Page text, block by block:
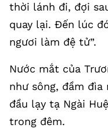
thời lánh đi, đợi
quay lại. Đến lúc
ngươi làm đệ tử”.
Nước mắt của
như sông, đầm
đầu lạy tạ Ngài
trong đêm.